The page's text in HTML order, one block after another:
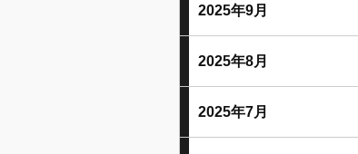
2025年9月
2025年8月
2025年7月